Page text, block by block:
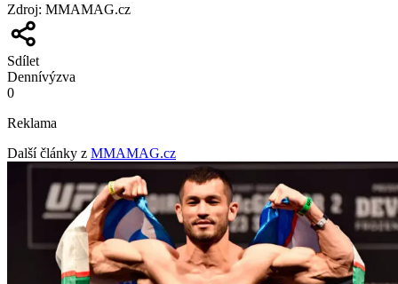
Zdroj: MMAMAG.cz
Sdílet
Dennívýzva
0
Reklama
Další články z MMAMAG.cz